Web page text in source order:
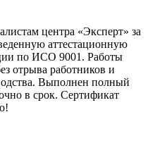
центра «Эксперт» за
аттестационную
по ИСО 9001. Работы
отрыва работников и
Выполнен полный
в срок. Сертификат